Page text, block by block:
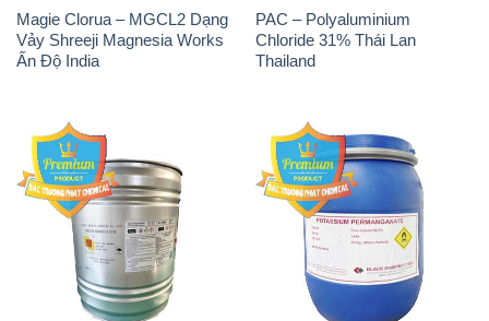
Magie Clorua – MGCL2 Dạng
Vảy Shreeji Magnesia Works
Ấn Độ India
PAC – Polyaluminium
Chloride 31% Thái Lan
Thailand